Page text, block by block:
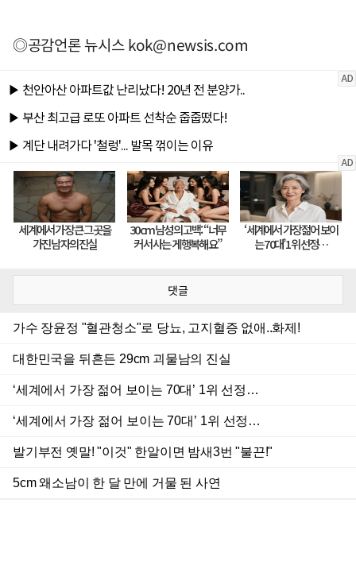
◎공감언론 뉴시스kok@newsis.com
댓글